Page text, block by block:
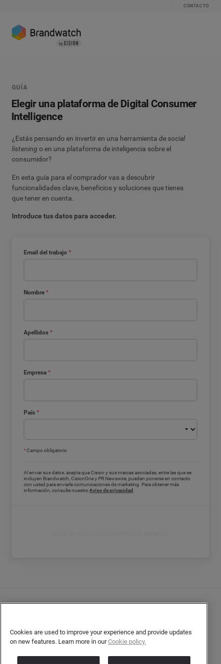
CONTACTO
Email del trabajo *
Nombre *
Apellidos *
Empresa *
País *
*Campo obligatorio
Al enviar sus datos, acepta que Cision y sus marcas asociadas, entre las que se
incluyen Brandwatch, CisionOne y PR Newswire, puedan ponerse en contacto
con usted para enviarle comunicaciones de marketing. Para obtener más
información, consulte nuestro Aviso de privacidad
GUÍA
Elegir una plataforma de Digital Consumer
Intelligence
¿Estás pensando en invertir en una herramienta desocial
listening o en una plataforma de inteligencia sobre el
consumidor?
En esta guía para el comprador vas a descubrir
funcionalidades clave, beneficios y soluciones que tienes
que tener en cuenta.
Introduce tus datos para acceder.
Declaración de privacidad del cliente
Declaración de privacidad para los autores
Cookies are used to improve your experience and provide updates
on new features. Learn more in ourCookie policy.